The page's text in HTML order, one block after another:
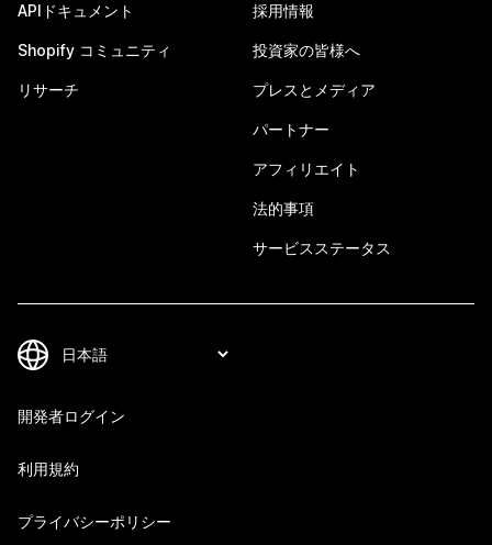
APIドキュメント
Shopify コミュニティ
リサーチ
採用情報
投資家の皆様へ
プレスとメディア
パートナー
アフィリエイト
法的事項
サービスステータス
開発者ログイン
利用規約
プライバシーポリシー